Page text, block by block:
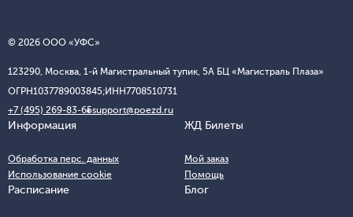
© 2026 ООО «УФС»
123290, Москва, 1-й Магистральный тупик, 5А БЦ «Магистраль Плаза»
ОГРН1037789003845;ИНН7708510731
+7 (495) 269-83-65support@poezd.ru
Информация
Обработка перс. данных
Использование cookie
ЖД Билеты
Мой заказ
Помощь
Расписание Блог